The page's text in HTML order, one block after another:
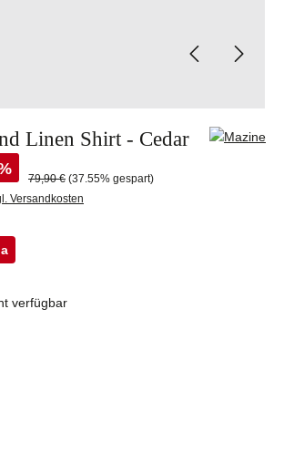
Linen Shirt - Cedar
Regulärer Preis:
79,90 €(37.55% gespart)
Versandkosten
verfügbar
zurzeit nicht verfügbar.)